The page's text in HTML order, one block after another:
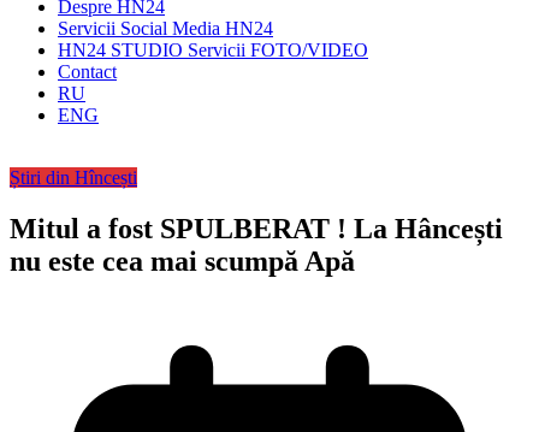
Despre HN24
Servicii Social Media HN24
HN24 STUDIO Servicii FOTO/VIDEO
Contact
RU
ENG
Știri din Hîncești
Mitul a fost SPULBERAT ! La Hâncești
nu este cea mai scumpă Apă